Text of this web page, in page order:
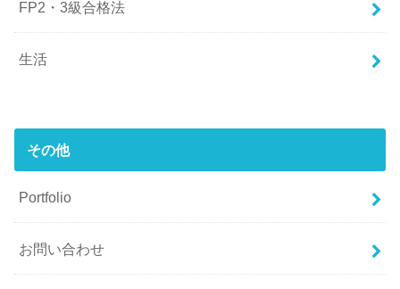
FP2・3級合格法
生活
その他
Portfolio
お問い合わせ